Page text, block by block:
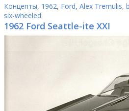
Концепты, 1962, Ford, Alex Tremulis,
six-wheeled
1962 Ford Seattle-ite XXI